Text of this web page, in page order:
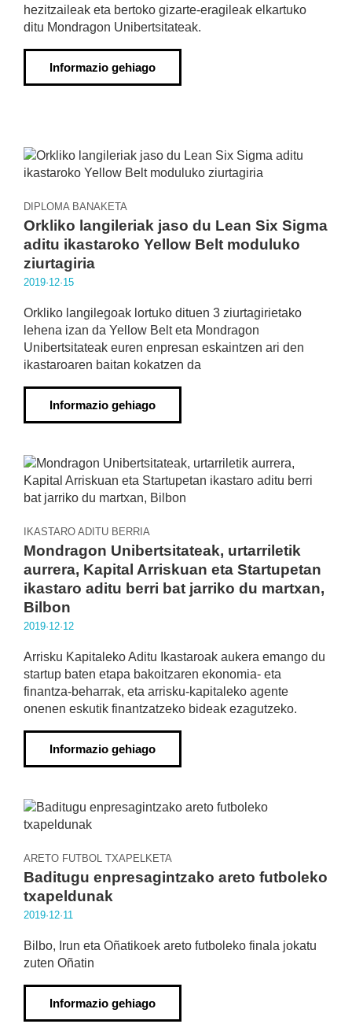
hezitzaileak eta bertoko gizarte-eragileak elkartuko
ditu Mondragon Unibertsitateak.
Informazio gehiago
DIPLOMA BANAKETA
Orkliko langileriak jaso du Lean Six Sigma
aditu ikastaroko Yellow Belt moduluko
ziurtagiria
2019·12·15
Orkliko langilegoak lortuko dituen 3 ziurtagirietako
lehena izan da Yellow Belt eta Mondragon
Unibertsitateak euren enpresan eskaintzen ari den
ikastaroaren baitan kokatzen da
Informazio gehiago
IKASTARO ADITU BERRIA
Mondragon Unibertsitateak, urtarriletik
aurrera, Kapital Arriskuan eta Startupetan
ikastaro aditu berri bat jarriko du martxan,
Bilbon
2019·12·12
Arrisku Kapitaleko Aditu Ikastaroak aukera emango du
startup baten etapa bakoitzaren ekonomia- eta
finantza-beharrak, eta arrisku-kapitaleko agente
onenen eskutik finantzatzeko bideak ezagutzeko.
Informazio gehiago
ARETO FUTBOL TXAPELKETA
Baditugu enpresagintzako areto futboleko
txapeldunak
2019·12·11
Bilbo, Irun eta Oñatikoek areto futboleko finala jokatu
zuten Oñatin
Informazio gehiago